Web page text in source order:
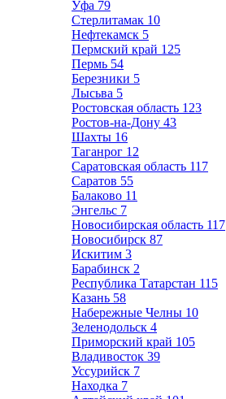
Уфа 79
Стерлитамак 10
Нефтекамск 5
Пермский край 125
Пермь 54
Березники 5
Лысьва 5
Ростовская область 123
Ростов-на-Дону 43
Шахты 16
Таганрог 12
Саратовская область 117
Саратов 55
Балаково 11
Энгельс 7
Новосибирская область 117
Новосибирск 87
Искитим 3
Барабинск 2
Республика Татарстан 115
Казань 58
Набережные Челны 10
Зеленодольск 4
Приморский край 105
Владивосток 39
Уссурийск 7
Находка 7